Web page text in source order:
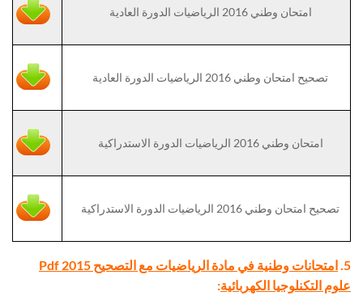
امتحان وطني 2016 الرياضيات الدورة العادية
تصحيح امتحان وطني 2016 الرياضيات الدورة العادية
امتحان وطني 2016 الرياضيات الدورة الاستدراكية
تصحيح امتحان وطني 2016 الرياضيات الدورة الاستدراكية
5.
امتحانات وطنية في مادة الرياضيات مع التصحيح Pdf 2015
علوم التكنلوجيا الكهربائية: